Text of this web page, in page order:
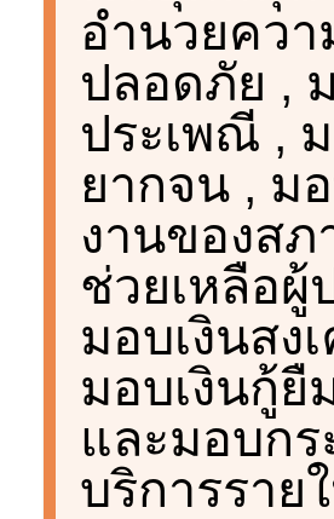
อำนวยควา
ปลอดภัย ,
ประเพณี ,
ยากจน , ม
งานของสภ
ช่วยเหลือ
มอบเงินสง
มอบเงินกู้
และมอบกร
บริการราย